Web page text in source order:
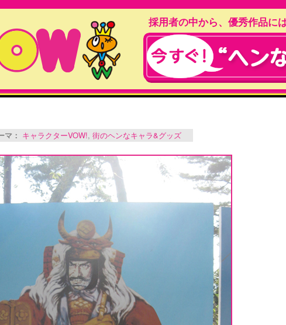
採用者の中から、優秀作品に
マ： キャラクターVOW!, 街のヘンなキャラ&グッズ